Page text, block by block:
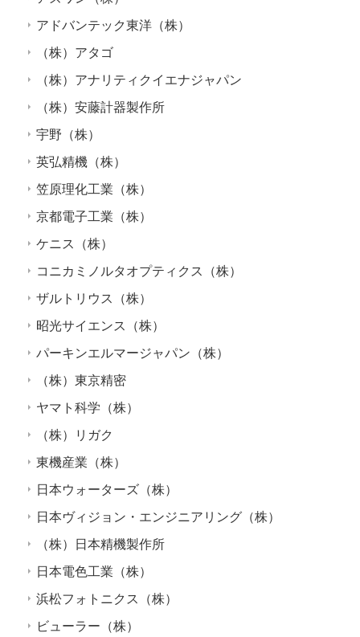
アドバンテック東洋（株）
（株）アタゴ
（株）アナリティクイエナジャパン
（株）安藤計器製作所
宇野（株）
英弘精機（株）
笠原理化工業（株）
京都電子工業（株）
ケニス（株）
コニカミノルタオプティクス（株）
ザルトリウス（株）
昭光サイエンス（株）
パーキンエルマージャパン（株）
（株）東京精密
ヤマト科学（株）
（株）リガク
東機産業（株）
日本ウォーターズ（株）
日本ヴィジョン・エンジニアリング（株）
（株）日本精機製作所
日本電色工業（株）
浜松フォトニクス（株）
ビューラー（株）